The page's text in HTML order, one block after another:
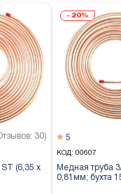
(6,35 х
30)
20%
КОД: 00607
Медная труба
0,81мм; бухта
5